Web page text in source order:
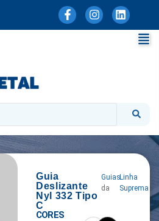
Guia
Deslizante
Nyl 332 Tipo
C
Guias
da
Linha
Suprema
CORES